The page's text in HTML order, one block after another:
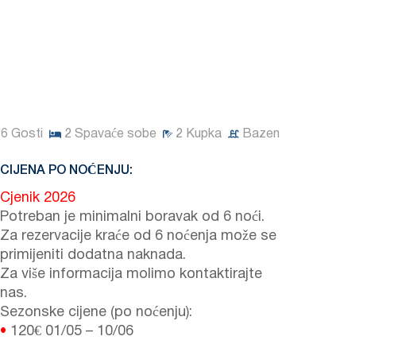
6 Gosti 2 Spavaće sobe 2 Kupka Bazen
CIJENA PO NOĆENJU:
Cjenik 2026
Potreban je minimalni boravak od 6 noći.
Za rezervacije kraće od 6 noćenja može se
primijeniti dodatna naknada.
Za više informacija molimo kontaktirajte
nas.
Sezonske cijene (po noćenju):
• 120€ 01/05 – 10/06